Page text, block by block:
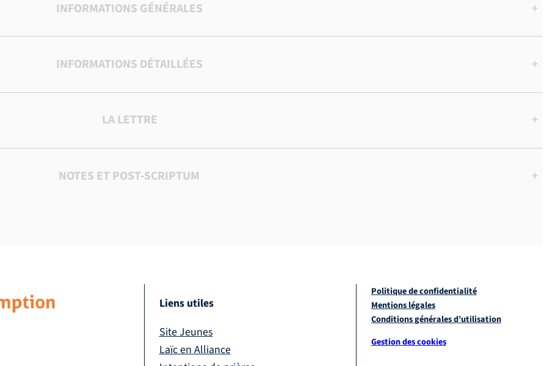
INFORMATIONS GÉNÉRALES +
INFORMATIONS DÉTAILLÉES +
LA LETTRE +
NOTES ET POST-SCRIPTUM +
Liens utiles
Site Jeunes
Laïc en Alliance
Politique de confidentialité
Mentions légales
Conditions générales d’utilisation
Gestion des cookies